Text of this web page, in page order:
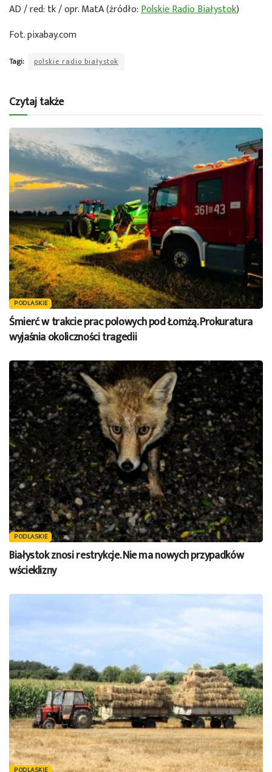
AD / red: tk / opr. MatA (źródło:Polskie Radio Białystok)
Fot. pixabay.com
Tagi: polskie radio białystok
Czytaj także
PODLASKIE
Śmierć w trakcie prac polowych pod Łomżą. Prokuratura
wyjaśnia okoliczności tragedii
PODLASKIE
Białystok znosi restrykcje. Nie ma nowych przypadków
wścieklizny